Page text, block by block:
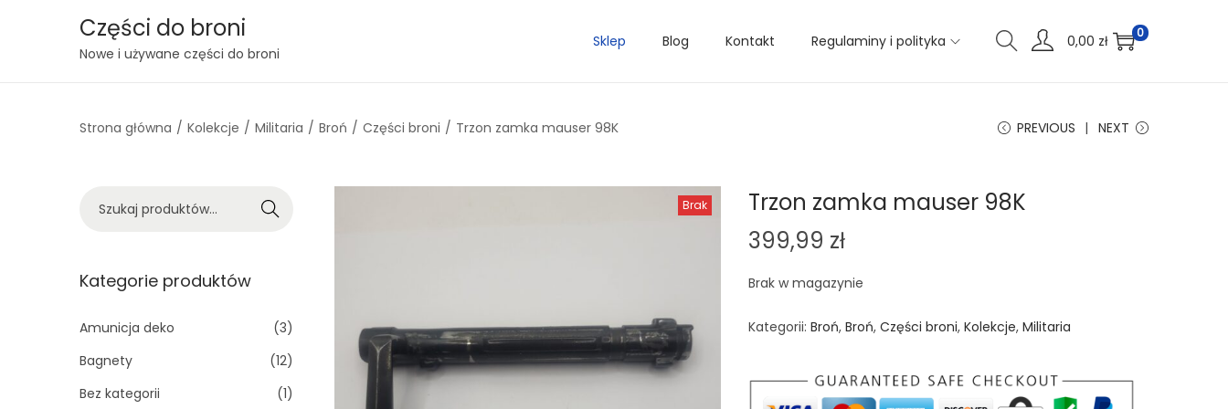
S
p
i
a
t
i
S
p
t
n
t
Części do broni
Nowe i używane części do broni
Sklep Blog Kontakt Regulaminy i polityka 0,00 zł 0
Strona główna / Kolekcje / Militaria / Broń / Części broni / Trzon zamka mauser 98K PREVIOUS NEXT
Brak
Trzon zamka mauser 98K
399,99 zł
Brak w magazynie
Kategorii: Broń, Broń, Części broni, Kolekcje, Militaria
k
j
:
Szukaj
Kategorie produktów
Amunicja deko
(3)
Bagnety
(12)
Bez kategorii
(1)